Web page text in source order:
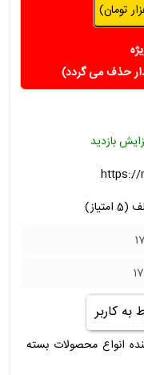
حذف می گردد)
بازدید
https://
به کاربر
انواع محصولات بسته